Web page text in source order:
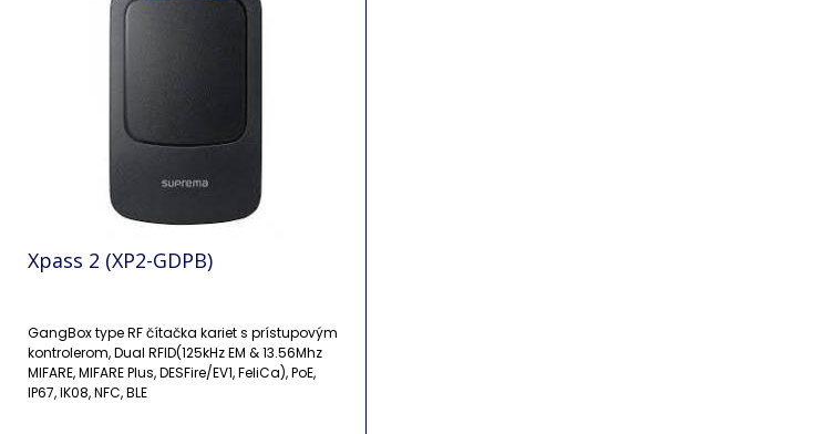
Xpass 2 (XP2-GDPB)
GangBox type RF čítačka kariet s prístupovým
kontrolerom, Dual RFID(125kHz EM & 13.56Mhz
MIFARE, MIFARE Plus, DESFire/EV1, FeliCa), PoE,
IP67, IK08, NFC, BLE